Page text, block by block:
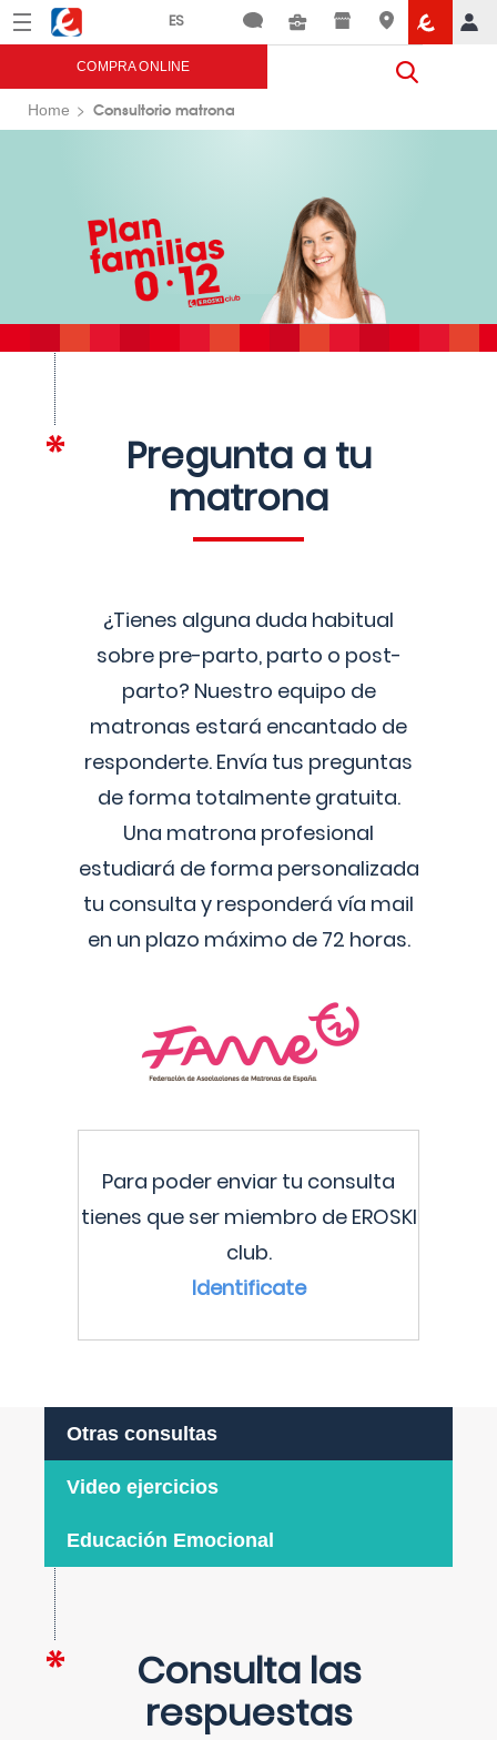
Menú Eroski
COMPRA ONLINE
Home Consultorio matrona
Pregunta a tu
matrona
¿Tienes alguna duda habitual
sobre pre-parto, parto o post-
parto? Nuestro equipo de
matronas estará encantado de
responderte. Envía tus preguntas
de forma totalmente gratuita.
Una matrona profesional
estudiará de forma personalizada
tu consulta y responderá vía mail
en un plazo máximo de 72 horas.
Para poder enviar tu consulta
tienes que ser miembro de EROSKI
club.
Identificate
Otras consultas
Video ejercicios
Educación Emocional
Consulta las
respuestas